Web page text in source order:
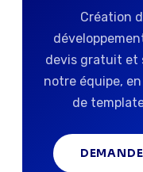
Création
devis gratuit et
notre équipe,
de